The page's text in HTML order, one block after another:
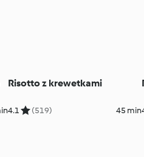
Risotto z krewetkami
4.1 (519) 45 min